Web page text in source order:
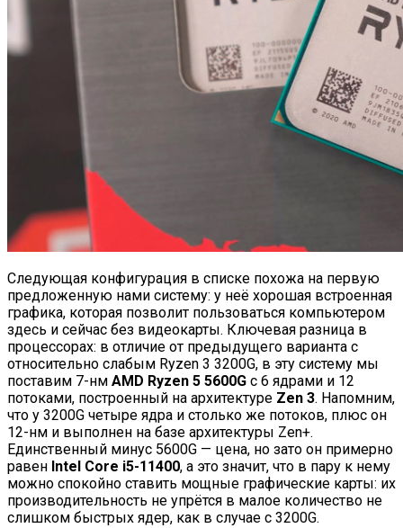
Следующая конфигурация в списке похожа на первую
предложенную нами систему: у неё хорошая встроенная
графика, которая позволит пользоваться компьютером
здесь и сейчас без видеокарты. Ключевая разница в
процессорах: в отличие от предыдущего варианта с
относительно слабым Ryzen 3 3200G, в эту систему мы
поставим 7-нм AMD Ryzen 5 5600G с 6 ядрами и 12
потоками, построенный на архитектуре Zen 3. Напомним,
что у 3200G четыре ядра и столько же потоков, плюс он
12-нм и выполнен на базе архитектуры Zen+.
Единственный минус 5600G — цена, но зато он примерно
равен Intel Core i5-11400, а это значит, что в пару к нему
можно спокойно ставить мощные графические карты: их
производительность не упрётся в малое количество не
слишком быстрых ядер, как в случае с 3200G.